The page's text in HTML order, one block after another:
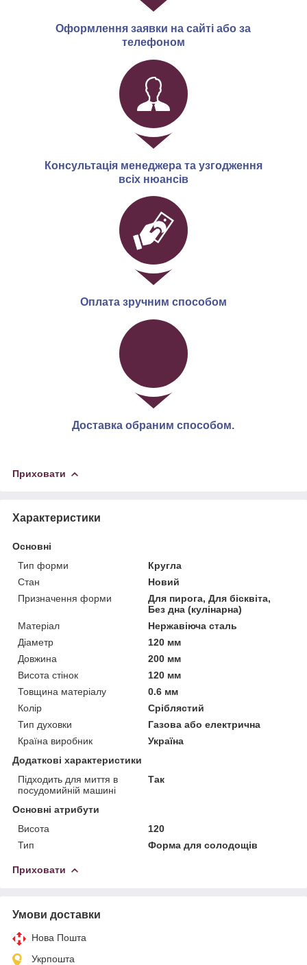
Оформлення заявки на сайті або за
телефоном
Консультація менеджера та узгодження
всіх нюансів
Оплата зручним способом
Доставка обраним способом.
Приховати
Характеристики
Основні
Тип форми
Кругла
Стан
Новий
Призначення форми
Для пирога, Для бісквіта,
Без дна (кулінарна)
Матеріал
Нержавіюча сталь
Діаметр
120 мм
Довжина
200 мм
Висота стінок
120 мм
Товщина матеріалу
0.6 мм
Колір
Сріблястий
Тип духовки
Газова або електрична
Країна виробник
Україна
Додаткові характеристики
Підходить для миття в
посудомийній машині
Так
Основні атрибути
Висота
120
Тип
Форма для солодощів
Приховати
Умови доставки
Нова Пошта
Укрпошта